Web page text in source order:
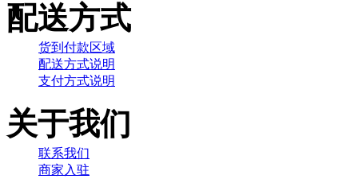
配送方式
货到付款区域
配送方式说明
支付方式说明
关于我们
联系我们
商家入驻